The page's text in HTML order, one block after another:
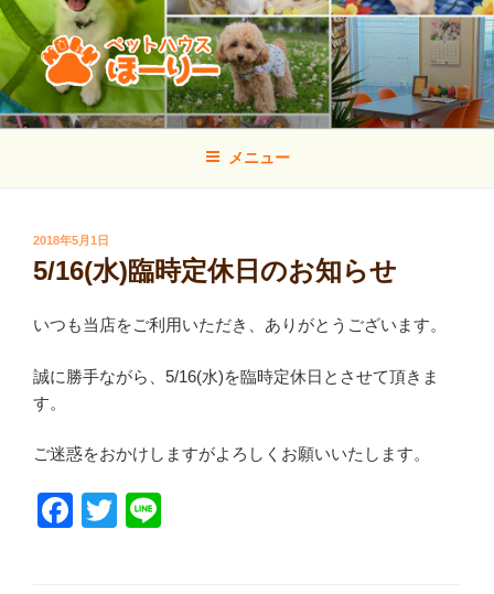
コ
ン
ン
ツ
ペットハウス ほーりー
山口県宇部市のトリミング・しつけ方教室・犬の幼稚園
メニュー
投
稿
日:
2018年5月1日
5/16(水)臨時定休日のお知らせ
いつも当店をご利用いただき、ありがとうございます。
誠に勝手ながら、5/16(水)を臨時定休日とさせて頂きま
す。
ご迷惑をおかけしますがよろしくお願いいたします。
F
T